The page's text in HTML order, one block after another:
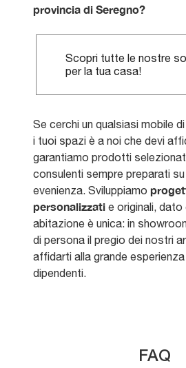
provincia di Seregno?
Scopri tutte le nostre
per la tua casa!
Se cerchi un qualsiasi mobile
i tuoi spazi è a noi che devi
garantiamo prodotti
consulenti sempre preparati
evenienza. Sviluppiamo
personalizzati e originali,
abitazione è unica: in
di persona il pregio dei nostri
affidarti alla grande
dipendenti.
FAQ